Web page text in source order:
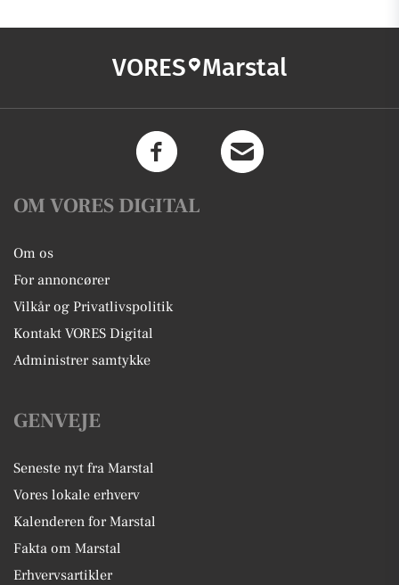
VORES Marstal
OM VORES DIGITAL
Om os
For annoncører
Vilkår og Privatlivspolitik
Kontakt VORES Digital
Administrer samtykke
GENVEJE
Seneste nyt fra Marstal
Vores lokale erhverv
Kalenderen for Marstal
Fakta om Marstal
Erhvervsartikler